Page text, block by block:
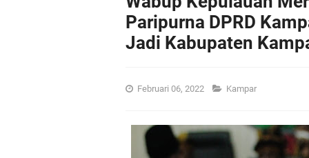
DPRD
Rekomendasi
SPPG
PTPN IV
Paripurna DPRD
Jadi Kabupaten
Februari 06, 2022 Kampar